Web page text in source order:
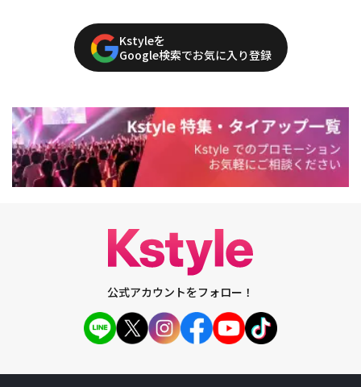
Kstyleを
Google検索でお気に入り登録
公式アカウントをフォロー！